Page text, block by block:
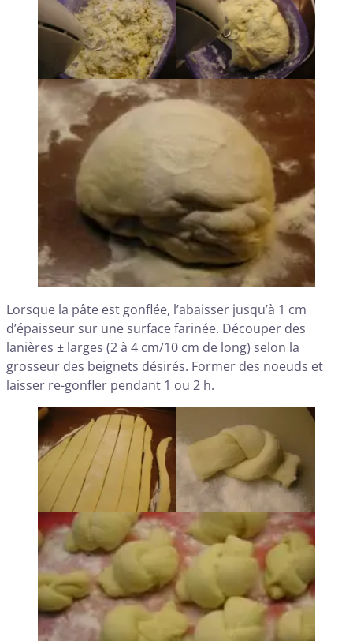
Lorsque la pâte est gonflée, l’abaisser jusqu’à 1 cm
d’épaisseur sur une surface farinée. Découper des
lanières ± larges (2 à 4 cm/10 cm de long) selon la
grosseur des beignets désirés. Former des noeuds et
laisser re-gonfler pendant 1 ou 2 h.